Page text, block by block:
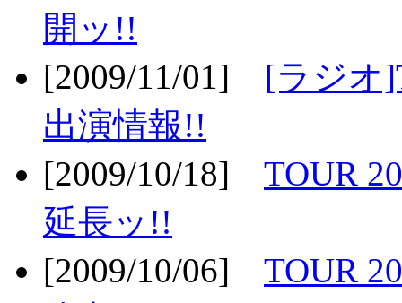
開ッ!!
[2009/11/01] [ラジオ
出演情報!!
[2009/10/18] TOUR
延長ッ!!
[2009/10/06] TOUR